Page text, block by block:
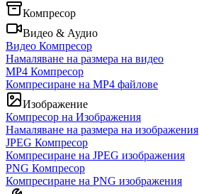
Компресор
Видео & Аудио
Видео Компресор
Намаляване на размера на видео
MP4 Компресор
Компресиране на MP4 файлове
Изображение
Компресор на Изображения
Намаляване на размера на изображения
JPEG Компресор
Компресиране на JPEG изображения
PNG Компресор
Компресиране на PNG изображения